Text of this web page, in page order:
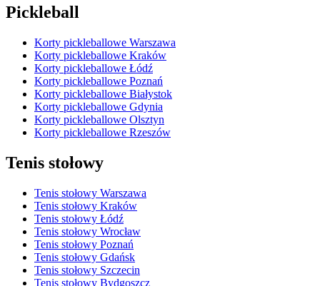
Pickleball
Korty pickleballowe Warszawa
Korty pickleballowe Kraków
Korty pickleballowe Łódź
Korty pickleballowe Poznań
Korty pickleballowe Białystok
Korty pickleballowe Gdynia
Korty pickleballowe Olsztyn
Korty pickleballowe Rzeszów
Tenis stołowy
Tenis stołowy Warszawa
Tenis stołowy Kraków
Tenis stołowy Łódź
Tenis stołowy Wrocław
Tenis stołowy Poznań
Tenis stołowy Gdańsk
Tenis stołowy Szczecin
Tenis stołowy Bydgoszcz